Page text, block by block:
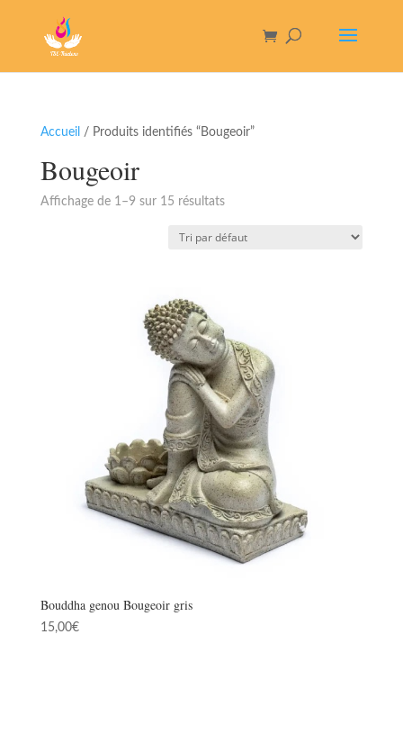
Accueil / Produits identifiés “Bougeoir”
Bougeoir
Affichage de 1–9 sur 15 résultats
Bouddha genou Bougeoir gris
15,00€